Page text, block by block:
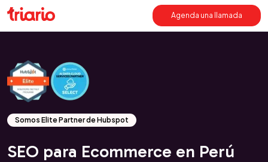
Agenda una llamada
Somos Elite Partner de Hubspot
SEO para Ecommerce en Perú